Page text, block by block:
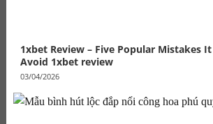
đến
18.000.000 ₫
1xbet Review – Five Popular Mistakes
Avoid 1xbet review
03/04/2026